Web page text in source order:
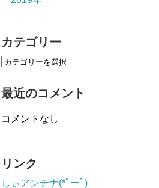
カテゴリー
最近のコメント
コメントなし
リンク
しぃアンテナ(*ﾟーﾟ)